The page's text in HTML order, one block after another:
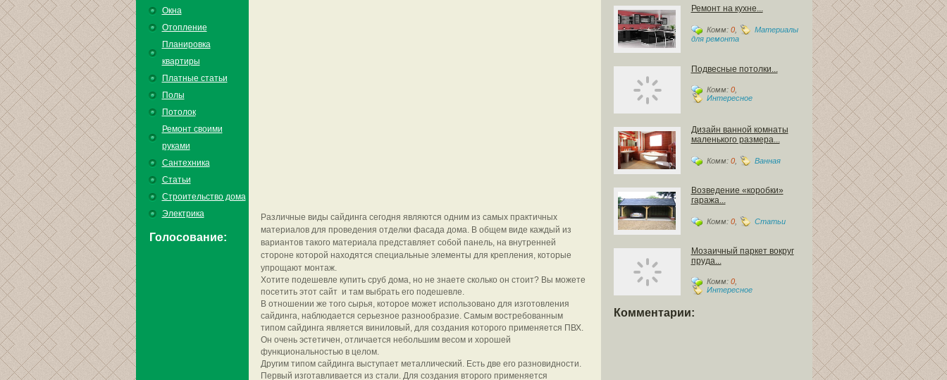
Окна
Отопление
Планировка
квартиры
Платные статьи
Полы
Потолок
Ремонт своими
руками
Сантехника
Статьи
Строительство дома
Электрика
Голосование:
Ремонт на кухне...
Комм: 0,
Материалы
для ремонта
Подвесные потолки...
Комм: 0,
Интересное
Дизайн ванной комнаты
маленького размера...
Комм: 0, Ванная
Возведение «коробки»
гаража...
Комм: 0, Статьи
Мозаичный паркет вокруг
пруда...
Комм: 0,
Интересное
Комментарии:
Различные виды сайдинга сегодня являются одним из самых практичных
материалов для проведения отделки фасада дома. В общем виде каждый из
вариантов такого материала представляет собой панель, на внутренней
стороне которой находятся специальные элементы для крепления, которые
упрощают монтаж.
Хотите подешевле купить сруб дома, но не знаете сколько он стоит? Вы можете
посетить этот сайт и там выбрать его подешевле.
В отношении же того сырья, которое может использовано для изготовления
сайдинга, наблюдается серьезное разнообразие. Самым востребованным
типом сайдинга является виниловый, для создания которого применяется ПВХ.
Он очень эстетичен, отличается небольшим весом и хорошей
функциональностью в целом.
Другим типом сайдинга выступает металлический. Есть две его разновидности.
Первый изготавливается из стали. Для создания второго применяется